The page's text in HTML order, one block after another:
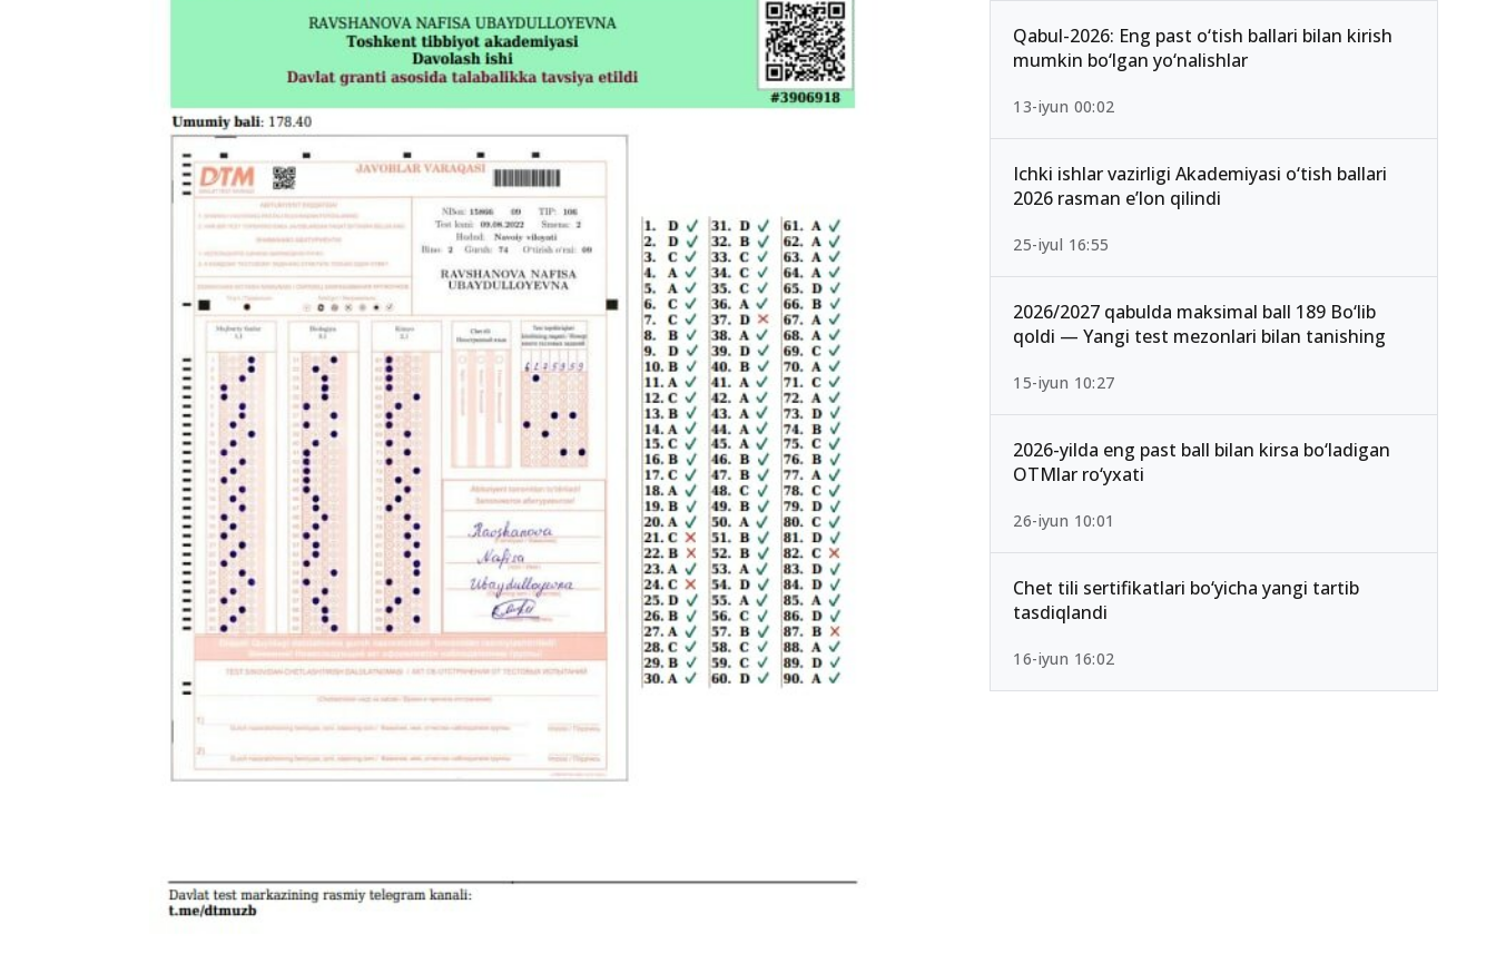
Qabul-2026: Eng past o‘tish ballari bilan kirish
mumkin bo‘lgan yo‘nalishlar
13-iyun 00:02
Ichki ishlar vazirligi Akademiyasi o‘tish ballari
2026 rasman e’lon qilindi
25-iyul 16:55
2026/2027 qabulda maksimal ball 189 Bo‘lib
qoldi — Yangi test mezonlari bilan tanishing
15-iyun 10:27
2026-yilda eng past ball bilan kirsa bo‘ladigan
OTMlar ro‘yxati
26-iyun 10:01
Chet tili sertifikatlari bo‘yicha yangi tartib
tasdiqlandi
16-iyun 16:02